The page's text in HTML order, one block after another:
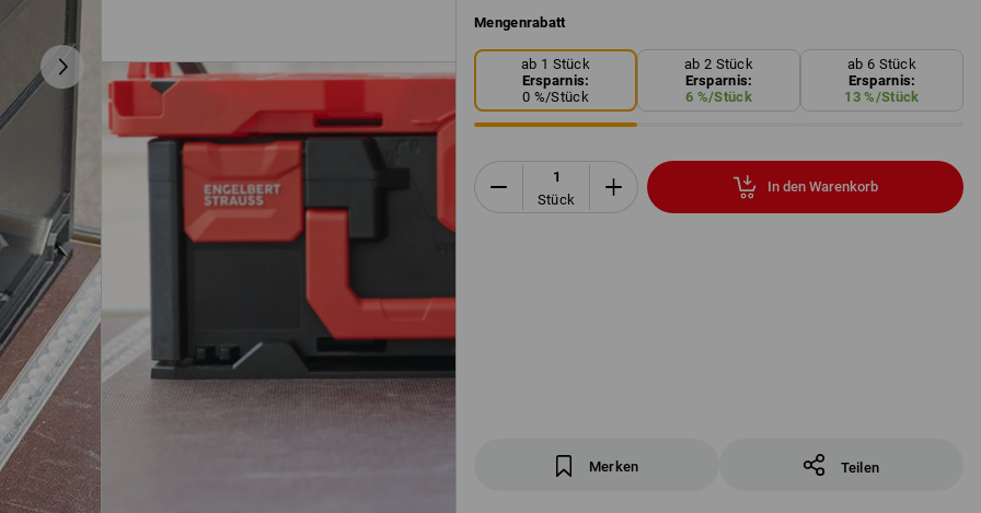
Mengenrabatt
ab 1 Stück
Ersparnis:
0 %/Stück
ab 2 Stück
Ersparnis:
6 %/Stück
ab 6 Stück
Ersparnis:
13 %/Stück
Stück
In den Warenkorb
Merken Teilen